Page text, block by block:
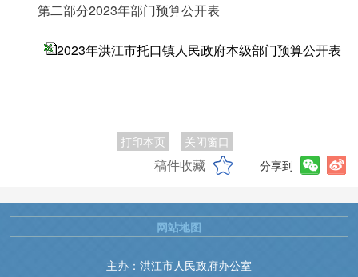
第二部分2023年部门预算公开表
2023年洪江市托口镇人民政府本级部门预算公开表
打印本页 关闭窗口
稿件收藏 分享到
主办：洪江市人民政府办公室
网站地图